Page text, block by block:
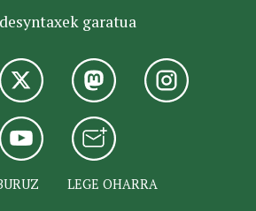
garatua
LEGE OHARRA